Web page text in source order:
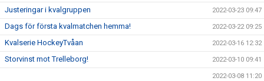
Justeringar i kvalgruppen 2022-03-23 09:47
Dags för första kvalmatchen hemma! 2022-03-22 09:25
Kvalserie HockeyTvåan 2022-03-16 12:32
Storvinst mot Trelleborg! 2022-03-10 09:41
2022-03-08 11:20